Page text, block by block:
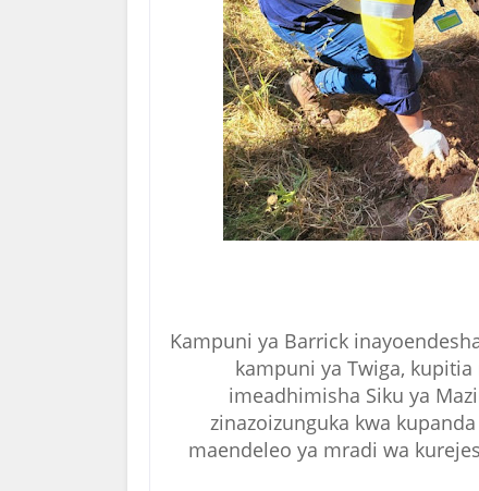
Kampuni ya Barrick
kampuni ya Twiga,
imeadhimisha Siku ya
zinazoizunguka kwa
maendeleo ya mradi wa